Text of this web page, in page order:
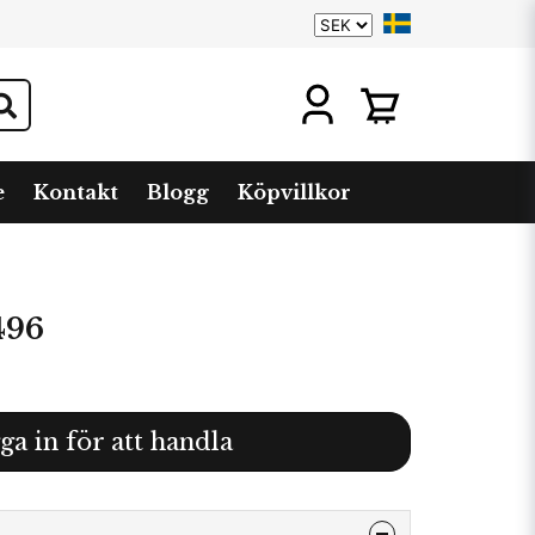
Kontakt Blogg Köpvillkor
in för att handla